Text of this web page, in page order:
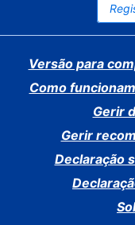
Versão para
Como
Gerir
Gerir
Declaração